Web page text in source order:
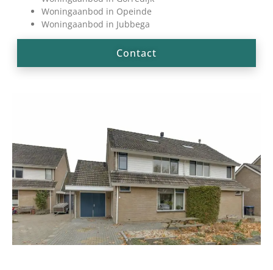
Woningaanbod in Opeinde
Woningaanbod in Jubbega
Contact